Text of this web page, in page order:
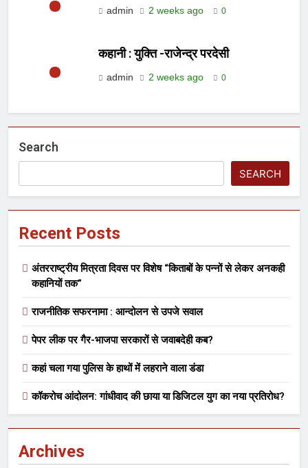
admin 2 weeks ago 0
कहानी : युक्ति -राजेन्द्र परदेसी
admin 2 weeks ago 0
Search
SEARCH
Recent Posts
अंतरराष्ट्रीय मित्रता दिवस पर विशेष “किताबों के पन्नों से लेकर अनकही
कहानियों तक”
राजनीतिक सफरनामा : आन्दोलन से उपजे सवाल
पेपर लीक पर गैर-भाजपा सरकारों से जवाबदेही कब?
कहां चला गया पुलिस के हाथों में लहराने वाला डंडा
कॉकरोच आंदोलन: गांधीवाद की छाया या डिजिटल युग का नया प्रतिरोध?
Archives